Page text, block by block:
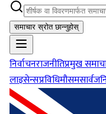
समाचार स्रोत छान्नुहोस्
निर्वाचनराजनीतिप्रमुख
लाइसेन्सप्रविधिमौसम